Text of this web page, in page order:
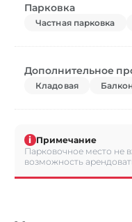
Парковка
Частная парковка
Дополнительное
Кладовая
i Примечание
Парковочное место не
возможность